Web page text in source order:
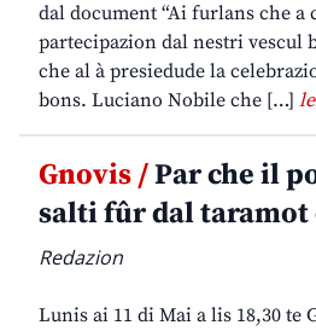
dal document “Ai furlans che a
partecipazion dal nestri vescul
che al à presiedude la
bons. Luciano Nobile che […]
Gnovis /Par che il
salti fûr dal taramot
Redazion
Lunis ai 11 di Mai a lis 18,30 te